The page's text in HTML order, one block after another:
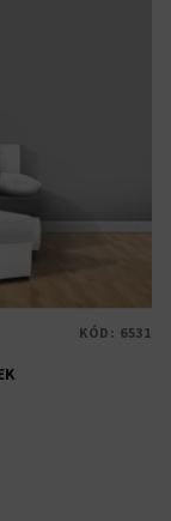
KÓD: 6531